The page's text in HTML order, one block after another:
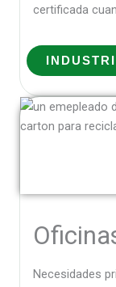
certificada
Necesidades